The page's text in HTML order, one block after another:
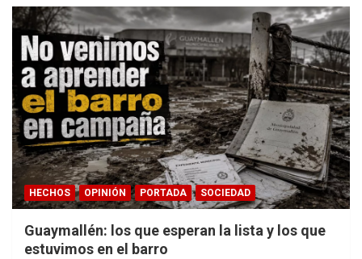
HECHOS OPINIÓN PORTADA SOCIEDAD
Guaymallén: los que esperan la lista y los que
estuvimos en el barro